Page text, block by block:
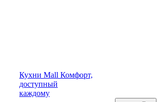
Кухни Mall Комфорт,
доступный
каждому